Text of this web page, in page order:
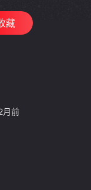
藏
月前